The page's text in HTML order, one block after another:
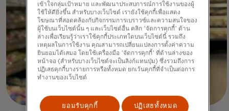
เข้าใจกลุ่มเป้าหมาย และพัฒนาประสบการณ์การใช้งานของผู้
ใช้ให้ดียิ่งขึ้น สำหรับบางเว็บไซต์ เรายังใช้คุกกี้เพื่อแสดง
โฆษณาที่สอดคล้องกับกิจกรรมการเบราวซ์และความสนใจของ
ผู้ใช้บนเว็บไซต์นั้น ๆ และเว็บไซต์อื่น คลิก 'จัดการคุกกี้' ด้าน
ล่างเพื่อเรียนรู้ว่าเราใช้คุกกี้ประเภทใดบนเว็บไซต์นี้ รวมถึง
เหตุผลในการใช้งาน คุณสามารถเปลี่ยนแปลงการตั้งค่าความ
ยินยอมได้เสมอ โดยใช้เครื่องมือ 'จัดการคุกกี้' ที่ด้านล่างของ
หน้าจอ (สำหรับบางเว็บไซต์จะเป็นลิงก์แทนปุ่ม) ซึ่งรวมถึงการ
ปฏิเสธคุกกี้บางรายการหรือทั้งหมด ยกเว้นคุกกี้ที่จำเป็นต่อการ
ทำงานของเว็บไซต์
ยอมรับคุกกี้ ปฏิเสธทั้งหมด